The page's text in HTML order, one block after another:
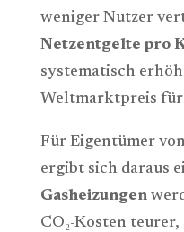
weniger Nutzer
Netzentgelte pro
systematisch
Weltmarktpreis für
Für Eigentümer
ergibt sich daraus
Gasheizungen
CO₂-Kosten